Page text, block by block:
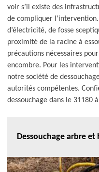
voir s’il existe des
de compliquer l’intervention.
d’électricité, de fosse
proximité de la racine à
précautions nécessaires
encombre. Pour les
notre société de
autorités compétentes.
dessouchage dans le 31180
Dessouchage arbre et